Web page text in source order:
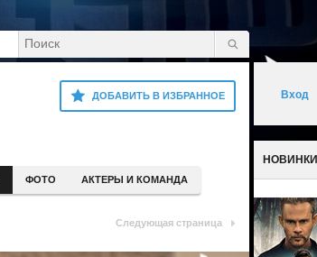
ДОБАВИТЬ В ИЗБРАННОЕ
ФОТО АКТЕРЫ И КОМАНДА
Следующая страница
Вход
НОВИНКИ